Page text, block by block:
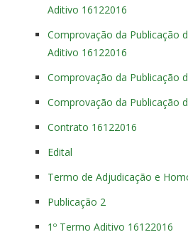
Aditivo 16122016
Comprovação da Publicação
Aditivo 16122016
Comprovação da Publicação
Comprovação da Publicação
Contrato 16122016
Edital
Termo de Adjudicação e
Publicação 2
1º Termo Aditivo 16122016